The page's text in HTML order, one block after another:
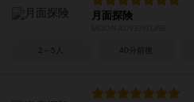
月面探険
2～5人 40分前後